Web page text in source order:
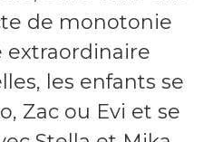
de monotonie
extraordinaire
les enfants se
Zac ou Evi et se